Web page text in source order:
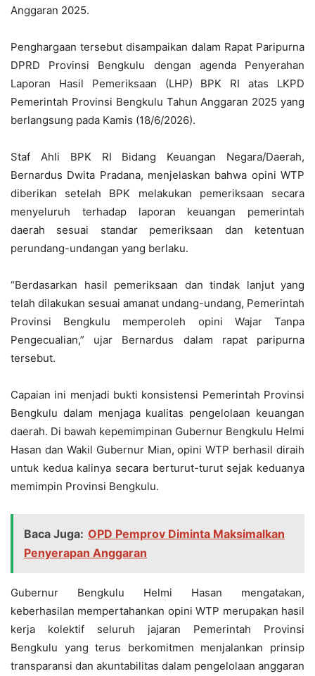
Anggaran 2025.
Penghargaan tersebut disampaikan dalam Rapat Paripurna
DPRD Provinsi Bengkulu dengan agenda Penyerahan
Laporan Hasil Pemeriksaan (LHP) BPK RI atas LKPD
Pemerintah Provinsi Bengkulu Tahun Anggaran 2025 yang
berlangsung pada Kamis (18/6/2026).
Staf Ahli BPK RI Bidang Keuangan Negara/Daerah,
Bernardus Dwita Pradana, menjelaskan bahwa opini WTP
diberikan setelah BPK melakukan pemeriksaan secara
menyeluruh terhadap laporan keuangan pemerintah
daerah sesuai standar pemeriksaan dan ketentuan
perundang-undangan yang berlaku.
“Berdasarkan hasil pemeriksaan dan tindak lanjut yang
telah dilakukan sesuai amanat undang-undang, Pemerintah
Provinsi Bengkulu memperoleh opini Wajar Tanpa
Pengecualian,” ujar Bernardus dalam rapat paripurna
tersebut.
Capaian ini menjadi bukti konsistensi Pemerintah Provinsi
Bengkulu dalam menjaga kualitas pengelolaan keuangan
daerah. Di bawah kepemimpinan Gubernur Bengkulu Helmi
Hasan dan Wakil Gubernur Mian, opini WTP berhasil diraih
untuk kedua kalinya secara berturut-turut sejak keduanya
memimpin Provinsi Bengkulu.
Baca Juga: OPD Pemprov Diminta Maksimalkan
Penyerapan Anggaran
Gubernur Bengkulu Helmi Hasan mengatakan,
keberhasilan mempertahankan opini WTP merupakan hasil
kerja kolektif seluruh jajaran Pemerintah Provinsi
Bengkulu yang terus berkomitmen menjalankan prinsip
transparansi dan akuntabilitas dalam pengelolaan anggaran